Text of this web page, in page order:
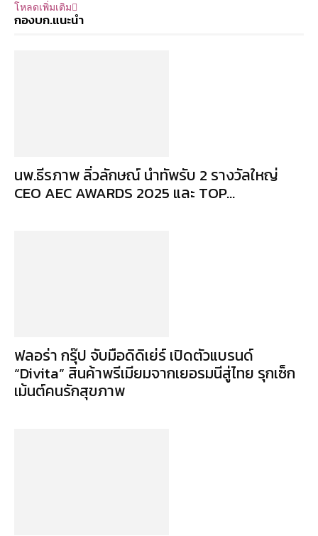
โหลดเพิ่มเติม
กองบก.แนะนำ
นพ.ธีรภาพ ลิ่วลักษณ์ นำทัพรับ 2 รางวัลใหญ่
CEO AEC AWARDS 2025 และ TOP...
ฟลอร่า กรุ๊ป จับมือดิดิเย่ร์ เปิดตัวแบรนด์
“Divita” สินค้าพรีเมียมจากเยอรมนีสู่ไทย รุกเซ็ก
เม้นต์คนรักสุขภาพ